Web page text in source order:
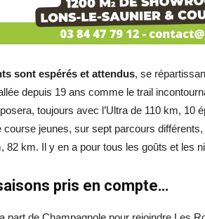
sont espérés et attendus, se
depuis 19 ans comme le trail
toujours avec l’Ultra de 110 km, 10
course jeunes, sur sept parcours
82 km. Il y en a pour tous les goûts et les
pris en compte…